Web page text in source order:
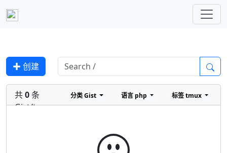
✚ 创建
共0条
Gist/tmux
分类Gist 语言 php 标签tmux